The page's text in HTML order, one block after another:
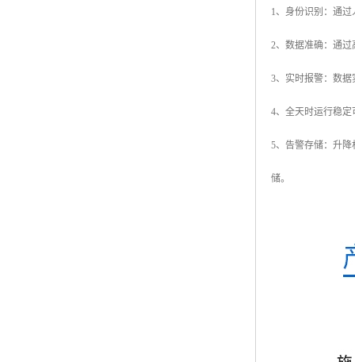
1、身份识别：通
2、数据准确：通过
3、实时报警：数据
4、全天时运行稳定
5、告警存储：升
储。